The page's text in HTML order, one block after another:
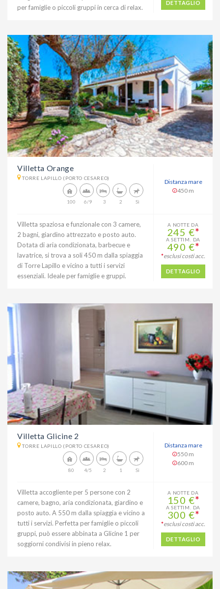
per famiglie o piccoli gruppi in cerca di relax.
DETTAGLIO
Villetta Orange
TORRE LAPILLO (PORTO CESAREO)
Sì
2
3
6/9
100
Distanza mare
450 m
Villetta spaziosa e funzionale con 3 camere,
2 bagni, giardino attrezzato e posto auto.
Dotata di aria condizionata, barbecue e
lavatrice, si trova a soli 450 m dalla spiaggia
di Torre Lapillo e vicino a tutti i servizi
essenziali. Ideale per famiglie e gruppi.
A NOTTE DA
245 €*
A SETTIM. DA
490 €*
*esclusi costi acc.
DETTAGLIO
Villetta Glicine 2
TORRE LAPILLO (PORTO CESAREO)
Sì
1
2
4/5
80
Distanza mare
550 m
600 m
Villetta accogliente per 5 persone con 2
camere, bagno, aria condizionata, giardino e
posto auto. A 550 m dalla spiaggia e vicino a
tutti i servizi. Perfetta per famiglie o piccoli
gruppi, può essere abbinata a Glicine 1 per
soggiorni condivisi in pieno relax.
A NOTTE DA
150 €*
A SETTIM. DA
300 €*
*esclusi costi acc.
DETTAGLIO